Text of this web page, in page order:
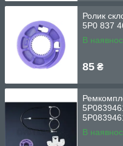
Ролик
5P0 837
В
85 ₴
В